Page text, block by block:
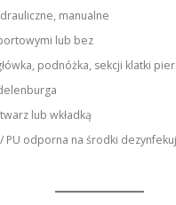
manualne
lub bez
podnóżka, sekcji klatki
lub wkładką
PU odporna na środki